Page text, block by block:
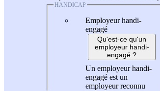
HANDICAP
Employeur handi-
engagé
Qu'est-ce qu'un
employeur handi-
engagé ?
Un employeur handi-
engagé est un
employeur reconnu